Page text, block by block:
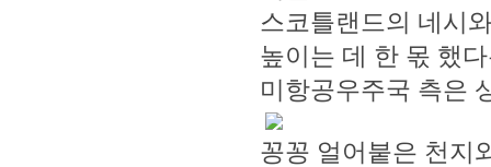
스코틀랜드의 네시
높이는 데 한 몫 했
미항공우주국 측은
꽁꽁 얼어붙은 천지